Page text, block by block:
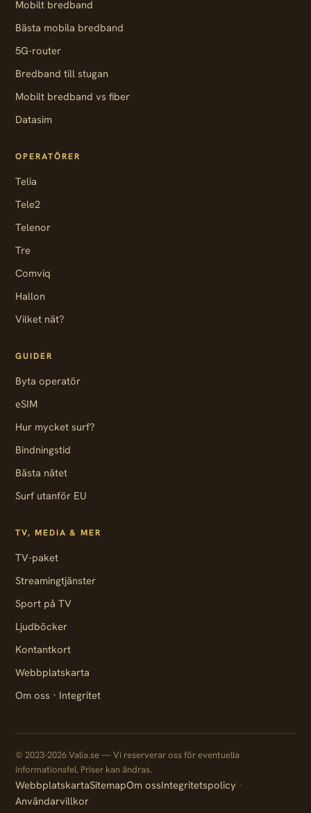
Mobilt bredband
Bästa mobila bredband
5G-router
Bredband till stugan
Mobilt bredband vs fiber
Datasim
OPERATÖRER
Telia
Tele2
Telenor
Tre
Comviq
Hallon
Vilket nät?
GUIDER
Byta operatör
eSIM
Hur mycket surf?
Bindningstid
Bästa nätet
Surf utanför EU
TV, MEDIA & MER
TV-paket
Streamingtjänster
Sport på TV
Ljudböcker
Kontantkort
Webbplatskarta
Om oss · Integritet
© 2023-2026 Valia.se — Vi reserverar oss för eventuella
informationsfel. Priser kan ändras.
WebbplatskartaSitemapOm ossIntegritetspolicy
Användarvillkor